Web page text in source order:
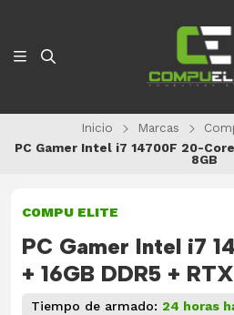
Inicio Marcas
PC Gamer Intel i7 14700F 20-Core
8GB
COMPU ELITE
PC Gamer Intel i7
+ 16GB DDR5 +
Tiempo de armado: 24 horas